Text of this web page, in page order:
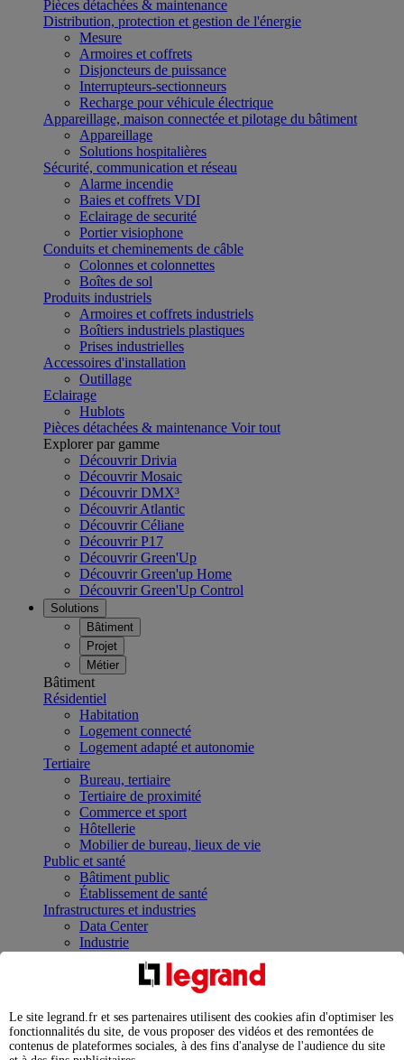
Pièces détachées & maintenance
Distribution, protection et gestion de l'énergie
Mesure
Armoires et coffrets
Disjoncteurs de puissance
Interrupteurs-sectionneurs
Recharge pour véhicule électrique
Appareillage, maison connectée et pilotage du bâtiment
Appareillage
Solutions hospitalières
Sécurité, communication et réseau
Alarme incendie
Baies et coffrets VDI
Eclairage de securité
Portier visiophone
Conduits et cheminements de câble
Colonnes et colonnettes
Boîtes de sol
Produits industriels
Armoires et coffrets industriels
Boîtiers industriels plastiques
Prises industrielles
Accessoires d'installation
Outillage
Eclairage
Hublots
Pièces détachées & maintenance Voir tout
Explorer par gamme
Découvrir Drivia
Découvrir Mosaic
Découvrir DMX³
Découvrir Atlantic
Découvrir Céliane
Découvrir P17
Découvrir Green'Up
Découvrir Green'up Home
Découvrir Green'Up Control
Solutions
Bâtiment
Projet
Métier
Bâtiment
Résidentiel
Habitation
Logement connecté
Logement adapté et autonomie
Tertiaire
Bureau, tertiaire
Tertiaire de proximité
Commerce et sport
Hôtellerie
Mobilier de bureau, lieux de vie
Public et santé
Bâtiment public
Établissement de santé
Infrastructures et industries
Data Center
Industrie
Infrastructures
Contrôler et planifier le fonctionnement des appareils
Répartir et optimiser son tableau électrique
Legrand Data Center Solutions : concentrer les
expertises au service de vos performances
Le site legrand.fr et ses partenaires utilisent des cookies afin d'optimiser les
fonctionnalités du site, de vous proposer des vidéos et des remontées de
contenus de plateformes sociales, à des fins d'analyse de l'audience du site